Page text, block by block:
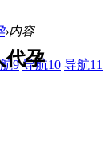
›内容
9 导航10 导航11
代孕